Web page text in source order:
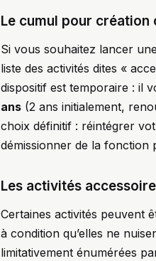
Le cumul pour création
Si vous souhaitez lancer
liste des activités dites «
dispositif est temporaire : il
ans (2 ans initialement,
choix définitif : réintégrer
démissionner de la
Les activités
Certaines activités peuvent
à condition qu’elles ne
limitativement énumérées